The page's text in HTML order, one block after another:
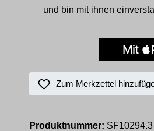
und bin mit ihnen
Zum Merkzettel
Produktnummer: SF10294.3